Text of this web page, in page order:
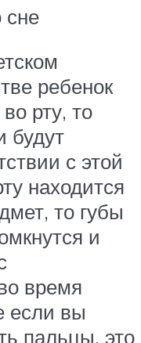
сне
ребенок
рту, то
будут
с этой
находится
то губы
и
время
если вы
пальцы, это